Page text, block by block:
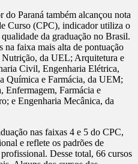
do Paraná também alcançou nota
Curso (CPC), indicador utiliza o
da graduação no Brasil.
na faixa mais alta de pontuação
Nutrição, da UEL; Arquitetura e
Civil, Engenharia Elétrica,
Química e Farmácia, da UEM;
Enfermagem, Farmácia e
e Engenharia Mecânica, da
nas faixas 4 e 5 do CPC,
e reflete os padrões de
Desse total, 66 cursos